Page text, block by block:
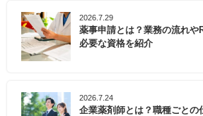
2026.7.29
薬事申請とは？業務の流れや
必要な資格を紹介
2026.7.24
企業薬剤師とは？職種ごとの